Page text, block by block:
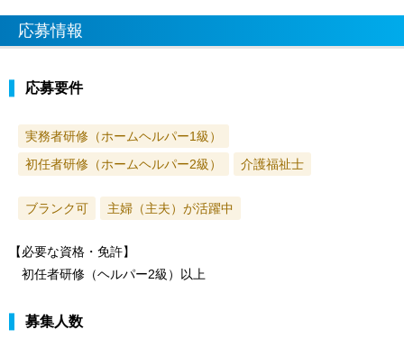
応募情報
応募要件
実務者研修（ホームヘルパー1級）
初任者研修（ホームヘルパー2級）
介護福祉士
ブランク可 主婦（主夫）が活躍中
【必要な資格・免許】
初任者研修（ヘルパー2級）以上
募集人数